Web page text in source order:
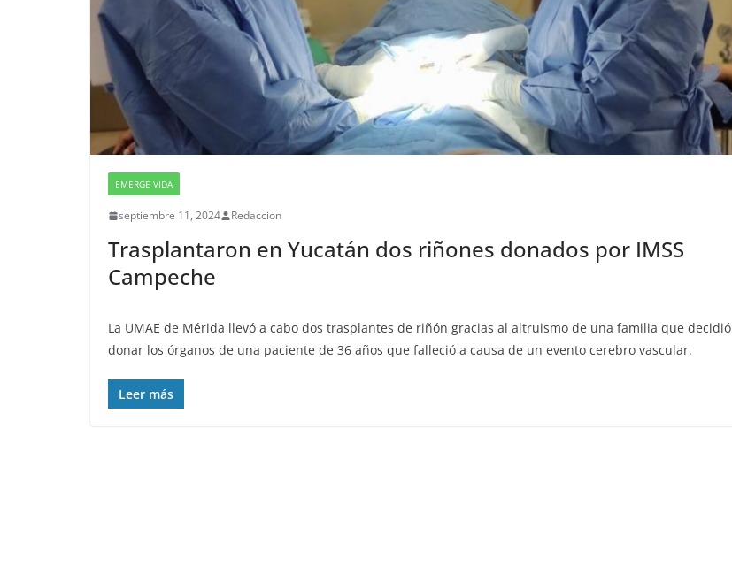
EMERGE VIDA
septiembre 11, 2024 Redaccion
Trasplantaron en Yucatán dos riñones donados por IMSS
Campeche
La UMAE de Mérida llevó a cabo dos trasplantes de riñón gracias al altruismo de una familia que decidió
donar los órganos de una paciente de 36 años que falleció a causa de un evento cerebro vascular.
Leer más